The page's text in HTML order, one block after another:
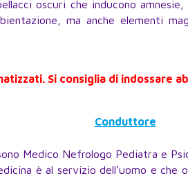
oscuri che inducono
ma anche elementi
Si consiglia di indossare
Conduttore
sono Medico Nefrologo Pediatra e
è al servizio dell’uomo e che